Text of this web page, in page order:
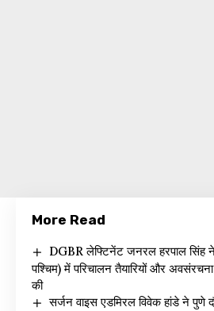
More Read
DGBR लेफ्टिनेंट जनरल हरपाल सिंह
पश्चिम) में परिचालन तैयारियों और अवसंरचना
की
सर्जन वाइस एडमिरल विवेक हांडे ने पुणे